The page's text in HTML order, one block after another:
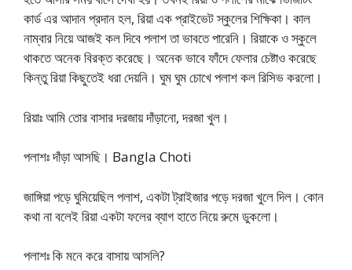
কার্ড এর আদান প্রদান হল, রিয়া এক প্রাইভেট স্কুলের শিক্ষিকা। কাল
নাম্বার নিয়ে আজই কল দিবে পলাশ তা ভাবতে পারেনি। রিয়াকে ও স্কুলে
থাকতে অনেক বিরক্ত করেছে। অনেক ভাবে ফাঁদে ফেলার চেষ্টাও করেছে
কিন্তু রিয়া কিছুতেই ধরা দেয়নি। ঘুম ঘুম চোখে পলাশ কল রিসিভ করলো।
রিয়াঃ আমি তোর বাসার দরজায় দাঁড়ানো, দরজা খুল।
পলাশঃ দাঁড়া আসছি। Bangla Choti
জাঙ্গিয়া পড়ে ঘুমিয়েছিল পলাশ, একটা ট্রাইজার পড়ে দরজা খুলে দিল। কোন
কথা না বলেই রিয়া একটা ফলের ব্যাগ হাতে নিয়ে রুমে ডুকলো।
পলাশঃ কি মনে করে বাসায় আসলি?